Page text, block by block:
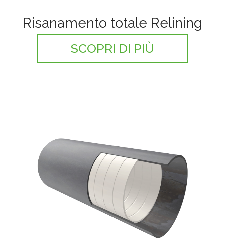
Risanamento totale Relining
SCOPRI DI PIÙ